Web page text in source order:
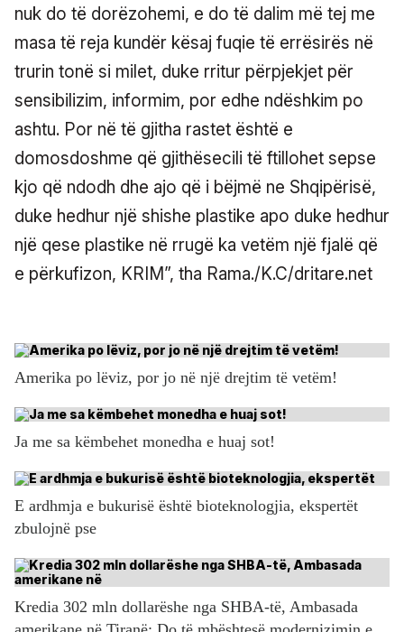
nuk do të dorëzohemi, e do të dalim më tej me
masa të reja kundër kësaj fuqie të errësirës në
trurin tonë si milet, duke rritur përpjekjet për
sensibilizim, informim, por edhe ndëshkim po
ashtu. Por në të gjitha rastet është e
domosdoshme që gjithësecili të ftillohet sepse
kjo që ndodh dhe ajo që i bëjmë ne Shqipërisë,
duke hedhur një shishe plastike apo duke hedhur
një qese plastike në rrugë ka vetëm një fjalë që
e përkufizon, KRIM”, tha Rama./K.C/dritare.net
Amerika po lëviz, por jo në një drejtim të vetëm!
Ja me sa këmbehet monedha e huaj sot!
E ardhmja e bukurisë është bioteknologjia, ekspertët
zbulojnë pse
Kredia 302 mln dollarëshe nga SHBA-të, Ambasada